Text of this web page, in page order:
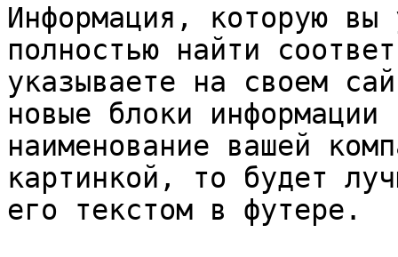
Информация, которую
полностью найти
указываете на своем
новые блоки
наименование вашей
картинкой, то будет
его текстом в футере.